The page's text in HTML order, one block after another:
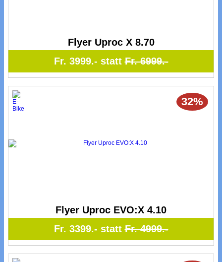
Flyer Uproc X 8.70
Fr. 3999.- stattFr. 6999.-
32%
Flyer Uproc EVO:X 4.10
Fr. 3399.- stattFr. 4999.-